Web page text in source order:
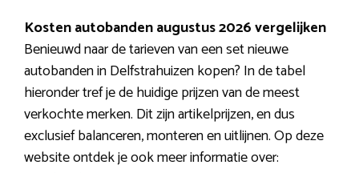
Kosten autobanden augustus 2026 vergelijken
Benieuwd naar de tarieven van een set nieuwe
autobanden in Delfstrahuizen kopen? In de tabel
hieronder tref je de huidige prijzen van de meest
verkochte merken. Dit zijn artikelprijzen, en dus
exclusief balanceren, monteren en uitlijnen. Op deze
website ontdek je ook meer informatie over: